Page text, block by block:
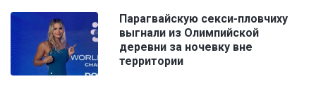
Парагвайскую секси-пловчиху
выгнали из Олимпийской
деревни за ночевку вне
территории